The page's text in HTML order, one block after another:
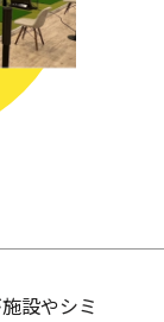
設やシミ